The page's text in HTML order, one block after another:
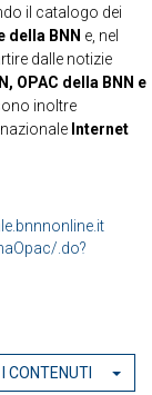
il catalogo dei
della BNN e, nel
dalle notizie
OPAC della BNN e
inoltre
nazionale Internet
.do?
CONTENUTI